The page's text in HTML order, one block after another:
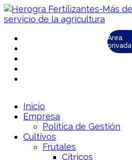
Área
privada
Inicio
Empresa
Política de Gestión
Cultivos
Frutales
Cítricos